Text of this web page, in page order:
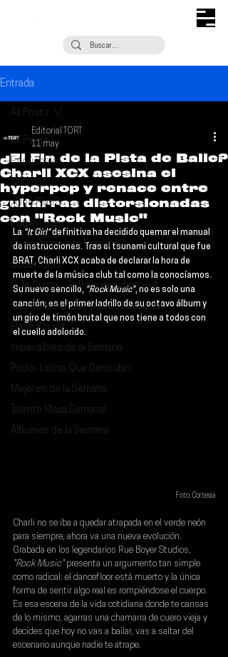
Entrada
All Posts
Escúchalo
Noticias
¿Qué Plan?
Entrevistas
Descubrimiento Semanal
Coberturas
Si Te Gusta... Te Recomendamos A...
Talento Mexa Que Debes Escuchar
Flash Round
Imperdibles de la Semana
Poder Latino Que Descubrir
Mejores de la Semana
Talento Mexa Semanal
Álbumes de la Semana
All Posts
¿El Fin de la Pista de Baile?
Charli XCX asesina el
hyperpop y renace entre
guitarras distorsionadas
con "Rock Music"
Editorial TORT
11 may
La "It Girl" definitiva ha decidido quemar el manual
de instrucciones. Tras el tsunami cultural que fue
BRAT, Charli XCX acaba de declarar la hora de
muerte de la música club tal como la conocíamos.
Su nuevo sencillo, "Rock Music", no es solo una
canción; es el primer ladrillo de su octavo álbum y
un giro de timón brutal que nos tiene a todos con
el cuello adolorido.
Foto: Cortesía
Charli no se iba a quedar atrapada en el verde neón
para siempre, ahora va una nueva evolución.
Grabada en los legendarios Rue Boyer Studios,
"Rock Music" presenta un argumento tan simple
como radical: el dancefloor está muerto y la única
forma de sentir algo real es rompiéndose el cuerpo.
Es esa escena de la vida cotidiana donde te cansas
de lo mismo, agarras una chamarra de cuero vieja y
decides que hoy no vas a bailar, vas a saltar del
escenario aunque nadie te atrape.